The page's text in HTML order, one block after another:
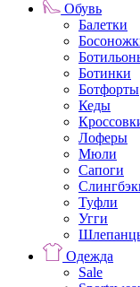
Обувь
Балетки
Ботинки
Ботфорты
Кеды
Лоферы
Мюли
Сапоги
Туфли
Угги
Одежда
Sale